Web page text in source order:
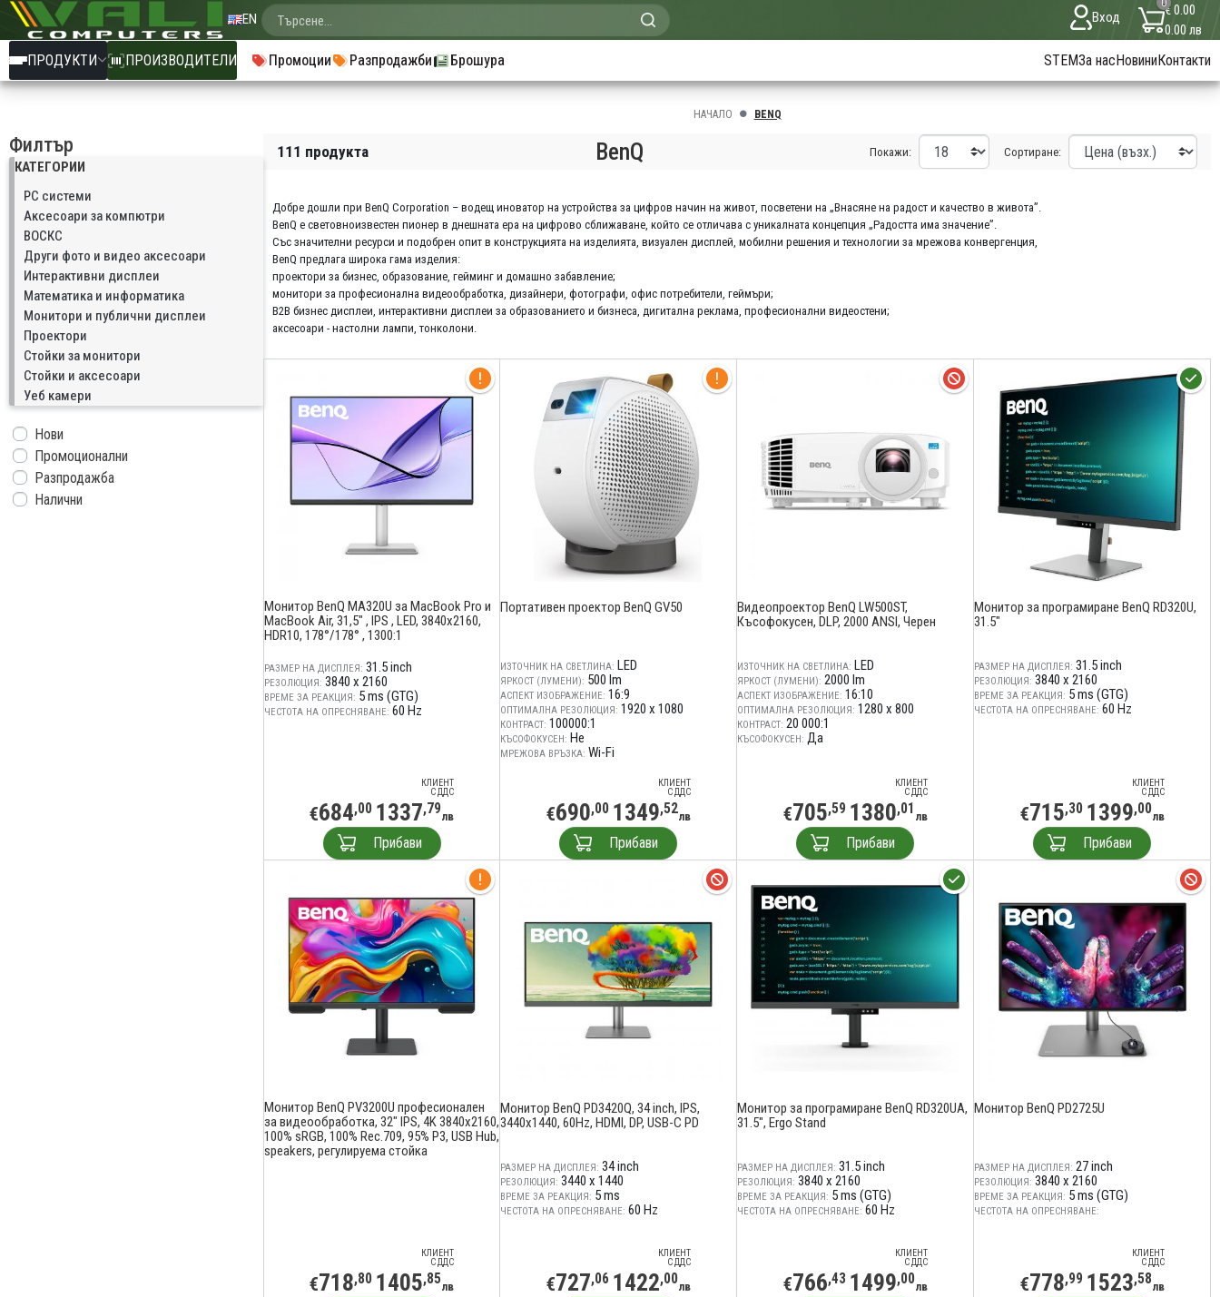
EN Вход
0€ 0.00
0.00 лв
ПРОДУКТИ ПРОИЗВОДИТЕЛИ Промоции Разпродажби Брошура STEMЗа насНовиниКонтакти
Филтър
КАТЕГОРИИ
PC системи
Аксесоари за компютри
ВОСКС
Други фото и видео аксесоари
Интерактивни дисплеи
Математика и информатика
Монитори и публични дисплеи
Проектори
Стойки за монитори
Стойки и аксесоари
Уеб камери
Нови
Промоционални
Разпродажба
Налични
НАЧАЛО BENQ
111 продукта BenQ Покажи: Сортиране:
Добре дошли при BenQ Corporation – водещ иноватор на устройства за цифров начин на живот, посветени на „Внасяне на радост и качество в живота”.
BenQ е световноизвестен пионер в днешната ера на цифрово сближаване, който се отличава с уникалната концепция „Радостта има значение”.
Със значителни ресурси и подобрен опит в конструкцията на изделията, визуален дисплей, мобилни решения и технологии за мрежова конвергенция,
BenQ предлага широка гама изделия:
проектори за бизнес, образование, гейминг и домашно забавление;
монитори за професионална видеообработка, дизайнери, фотографи, офис потребители, геймъри;
B2B бизнес дисплеи, интерактивни дисплеи за образованието и бизнеса, дигитална реклама, професионални видеостени;
аксесоари - настолни лампи, тонколони.
Монитор BenQ MA320U за MacBook Pro и
MacBook Air, 31,5" , IPS , LED, 3840x2160,
HDR10, 178°/178° , 1300:1
РАЗМЕР НА ДИСПЛЕЯ: 31.5 inch
РЕЗОЛЮЦИЯ: 3840 x 2160
ВРЕМЕ ЗА РЕАКЦИЯ: 5 ms (GTG)
ЧЕСТОТА НА ОПРЕСНЯВАНЕ: 60 Hz
КЛИЕНТ
С ДДС
€684,00 1337,79лв
Прибави
Портативен проектор BenQ GV50
ИЗТОЧНИК НА СВЕТЛИНА: LED
ЯРКОСТ (ЛУМЕНИ): 500 lm
АСПЕКТ ИЗОБРАЖЕНИЕ: 16:9
ОПТИМАЛНА РЕЗОЛЮЦИЯ: 1920 x 1080
КОНТРАСТ: 100000:1
КЪСОФОКУСЕН: Не
МРЕЖОВА ВРЪЗКА: Wi-Fi
КЛИЕНТ
С ДДС
€690,00 1349,52лв
Прибави
Видеопроектор BenQ LW500ST,
Късофокусен, DLP, 2000 ANSI, Черен
ИЗТОЧНИК НА СВЕТЛИНА: LED
ЯРКОСТ (ЛУМЕНИ): 2000 lm
АСПЕКТ ИЗОБРАЖЕНИЕ: 16:10
ОПТИМАЛНА РЕЗОЛЮЦИЯ: 1280 x 800
КОНТРАСТ: 20 000:1
КЪСОФОКУСЕН: Да
КЛИЕНТ
С ДДС
€705,59 1380,01 лв
Прибави
Монитор за програмиране BenQ RD320U,
31.5"
РАЗМЕР НА ДИСПЛЕЯ: 31.5 inch
РЕЗОЛЮЦИЯ: 3840 x 2160
ВРЕМЕ ЗА РЕАКЦИЯ: 5 ms (GTG)
ЧЕСТОТА НА ОПРЕСНЯВАНЕ: 60 Hz
КЛИЕНТ
С ДДС
€715,30 1399,00лв
Прибави
Монитор BenQ PV3200U професионален
за видеообработка, 32" IPS, 4K 3840x2160,
100% sRGB, 100% Rec.709, 95% P3, USB Hub,
speakers, регулируема стойка
КЛИЕНТ
С ДДС
€718,80 1405,85лв
Монитор BenQ PD3420Q, 34 inch, IPS,
3440x1440, 60Hz, HDMI, DP, USB-C PD
РАЗМЕР НА ДИСПЛЕЯ: 34 inch
РЕЗОЛЮЦИЯ: 3440 x 1440
ВРЕМЕ ЗА РЕАКЦИЯ: 5 ms
ЧЕСТОТА НА ОПРЕСНЯВАНЕ: 60 Hz
КЛИЕНТ
С ДДС
€727,06 1422,00лв
Монитор за програмиране BenQ RD320UA,
31.5", Ergo Stand
РАЗМЕР НА ДИСПЛЕЯ: 31.5 inch
РЕЗОЛЮЦИЯ: 3840 x 2160
ВРЕМЕ ЗА РЕАКЦИЯ: 5 ms (GTG)
ЧЕСТОТА НА ОПРЕСНЯВАНЕ: 60 Hz
КЛИЕНТ
С ДДС
€766,43 1499,00лв
Монитор BenQ PD2725U
РАЗМЕР НА ДИСПЛЕЯ: 27 inch
РЕЗОЛЮЦИЯ: 3840 x 2160
ВРЕМЕ ЗА РЕАКЦИЯ: 5 ms (GTG)
ЧЕСТОТА НА ОПРЕСНЯВАНЕ:
КЛИЕНТ
С ДДС
€778,99 1523,58лв